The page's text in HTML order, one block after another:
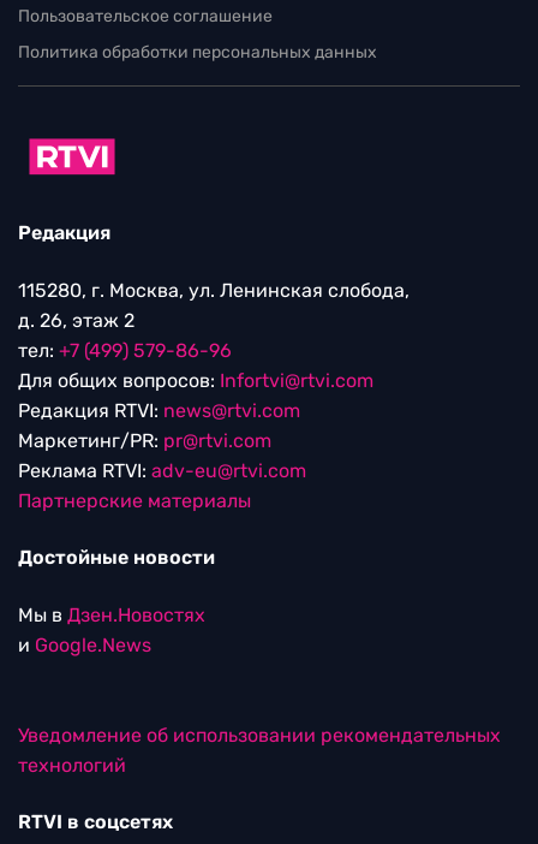
Пользовательское соглашение
Политика обработки персональных данных
Редакция
115280, г. Москва, ул. Ленинская слобода,
д. 26, этаж 2
тел: +7 (499) 579-86-96
Для общих вопросов: Infortvi@rtvi.com
Редакция RTVI: news@rtvi.com
Маркетинг/PR: pr@rtvi.com
Реклама RTVI: adv-eu@rtvi.com
Партнерские материалы
Достойные новости
Мы в Дзен.Новостях
и Google.News
Уведомление об использовании рекомендательных
технологий
RTVI в соцсетях